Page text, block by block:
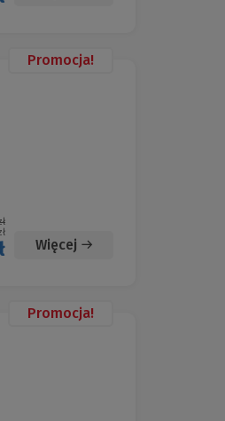
Promocja!
Więcej
Promocja!